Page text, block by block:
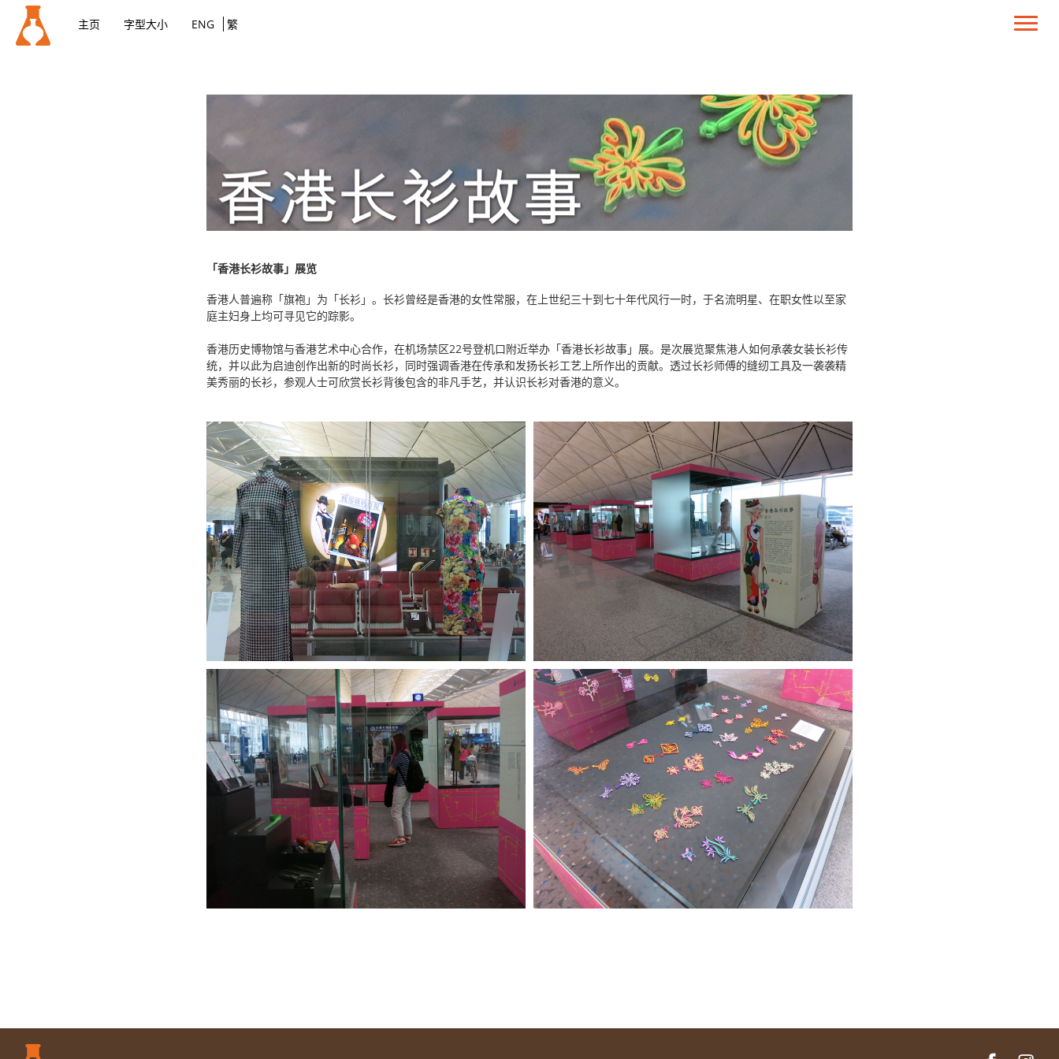
主页 字型大小 ENG 繁
「香港长衫故事」展览
香港人普遍称「旗袍」为「长衫」。长衫曾经是香港的女性常服，在上世纪三十到七十年代风行一时，于名流明星、在职女性以至家
庭主妇身上均可寻见它的踪影。
香港历史博物馆与香港艺术中心合作，在机场禁区22号登机口附近举办「香港长衫故事」展。是次展览聚焦港人如何承袭女装长衫传
统，并以此为启迪创作出新的时尚长衫，同时强调香港在传承和发扬长衫工艺上所作出的贡献。透过长衫师傅的缝纫工具及一袭袭精
美秀丽的长衫，参观人士可欣赏长衫背後包含的非凡手艺，并认识长衫对香港的意义。